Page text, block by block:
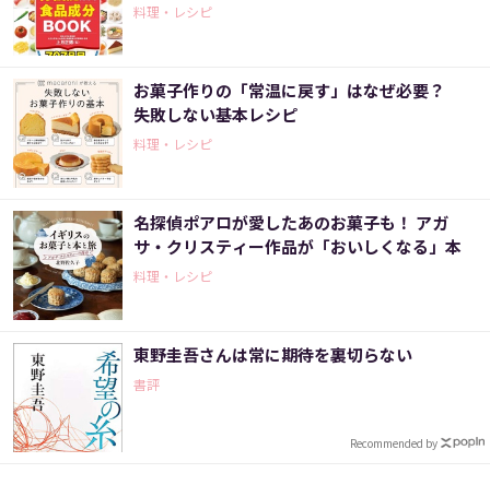
料理・レシピ
お菓子作りの「常温に戻す」はなぜ必要？
失敗しない基本レシピ
料理・レシピ
名探偵ポアロが愛したあのお菓子も！ アガ
サ・クリスティー作品が「おいしくなる」本
料理・レシピ
東野圭吾さんは常に期待を裏切らない
書評
Recommended by